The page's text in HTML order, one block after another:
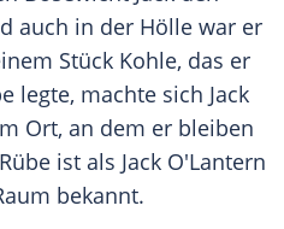
auch in der Hölle war er
Stück Kohle, das er
legte, machte sich Jack
Ort, an dem er bleiben
ist als Jack O'Lantern
bekannt.